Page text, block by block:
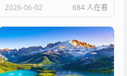
2026-06-02 684 人在看